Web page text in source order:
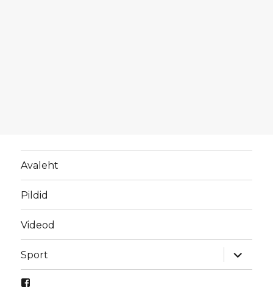
Avaleht
Pildid
Videod
Sport
laienda